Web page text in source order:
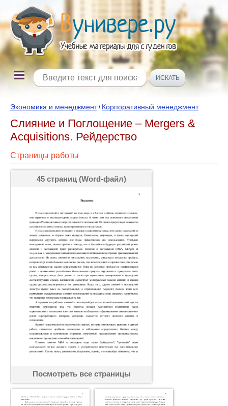
Экономика и менеджмент\ Корпоративный менеджмент
Слияние и Поглощение – Mergers &
Acquisitions. Рейдерство
Страницы работы
45 страниц (Word-файл)
Посмотреть все страницы